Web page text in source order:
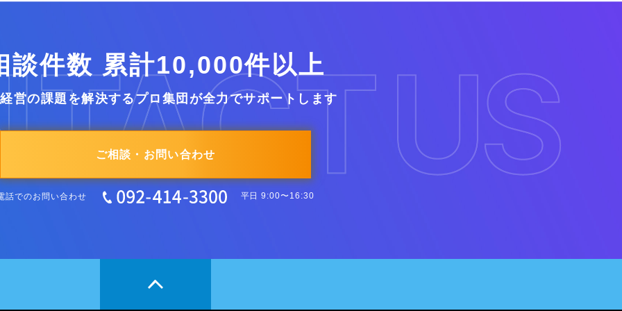
談件数 累計10,000件以上
営の課題を解決するプロ集団が全力でサポートします
ご相談・お問い合わせ
話でのお問い合わせ 平日 9:00〜16:30